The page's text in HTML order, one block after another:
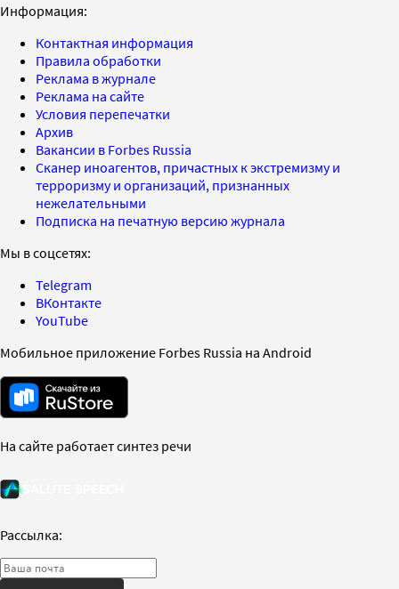
Информация:
Контактная информация
Правила обработки
Реклама в журнале
Реклама на сайте
Условия перепечатки
Архив
Вакансии в Forbes Russia
Сканер иноагентов, причастных к экстремизму и
терроризму и организаций, признанных
нежелательными
Подписка на печатную версию журнала
Мы в соцсетях:
Telegram
ВКонтакте
YouTube
Мобильное приложение Forbes Russia на Android
На сайте работает синтез речи
Рассылка: